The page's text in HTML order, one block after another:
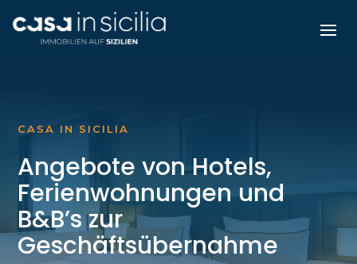
CASA IN SICILIA
Angebote von Hotels,
Ferienwohnungen und
B&B’s zur
Geschäftsübernahme